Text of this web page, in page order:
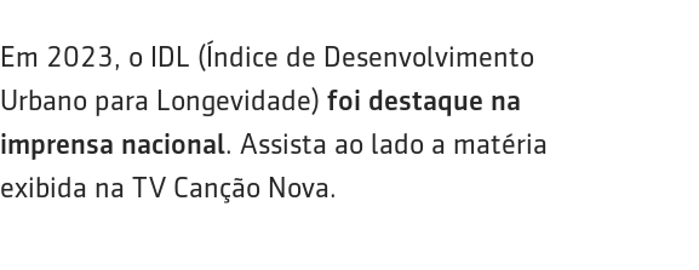
Em 2023, o IDL (Índice de Desenvolvimento
Urbano para Longevidade) foi destaque na
imprensa nacional. Assista ao lado a matéria
exibida na TV Canção Nova.